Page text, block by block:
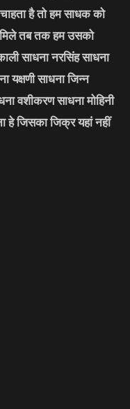
है तो हम साधक को
तब तक हम उसको
साधना नरसिंह साधना
यक्षणी साधना जिन्न
वशीकरण साधना मोहिनी
हे जिसका जिक्र यहां नहीं